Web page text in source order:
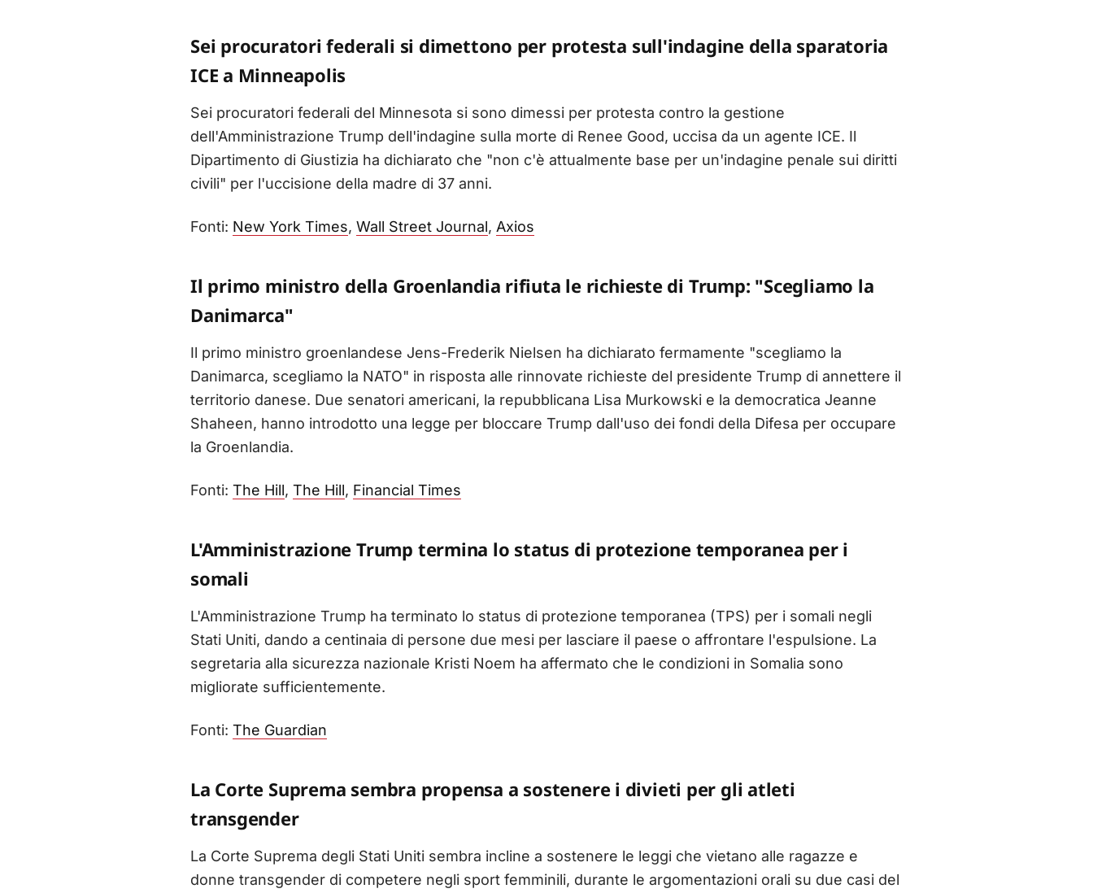
Sei procuratori federali si dimettono per protesta sull'indagine della sparatoria
ICE a Minneapolis
Sei procuratori federali del Minnesota si sono dimessi per protesta contro la gestione
dell'Amministrazione Trump dell'indagine sulla morte di Renee Good, uccisa da un agente ICE. Il
Dipartimento di Giustizia ha dichiarato che "non c'è attualmente base per un'indagine penale sui diritti
civili" per l'uccisione della madre di 37 anni.
Fonti: New York Times, Wall Street Journal, Axios
Il primo ministro della Groenlandia rifiuta le richieste di Trump: "Scegliamo la
Danimarca"
Il primo ministro groenlandese Jens-Frederik Nielsen ha dichiarato fermamente "scegliamo la
Danimarca, scegliamo la NATO" in risposta alle rinnovate richieste del presidente Trump di annettere il
territorio danese. Due senatori americani, la repubblicana Lisa Murkowski e la democratica Jeanne
Shaheen, hanno introdotto una legge per bloccare Trump dall'uso dei fondi della Difesa per occupare
la Groenlandia.
Fonti: The Hill, The Hill, Financial Times
L'Amministrazione Trump termina lo status di protezione temporanea per i
somali
L'Amministrazione Trump ha terminato lo status di protezione temporanea (TPS) per i somali negli
Stati Uniti, dando a centinaia di persone due mesi per lasciare il paese o affrontare l'espulsione. La
segretaria alla sicurezza nazionale Kristi Noem ha affermato che le condizioni in Somalia sono
migliorate sufficientemente.
Fonti: The Guardian
La Corte Suprema sembra propensa a sostenere i divieti per gli atleti
transgender
La Corte Suprema degli Stati Uniti sembra incline a sostenere le leggi che vietano alle ragazze e
donne transgender di competere negli sport femminili, durante le argomentazioni orali su due casi del